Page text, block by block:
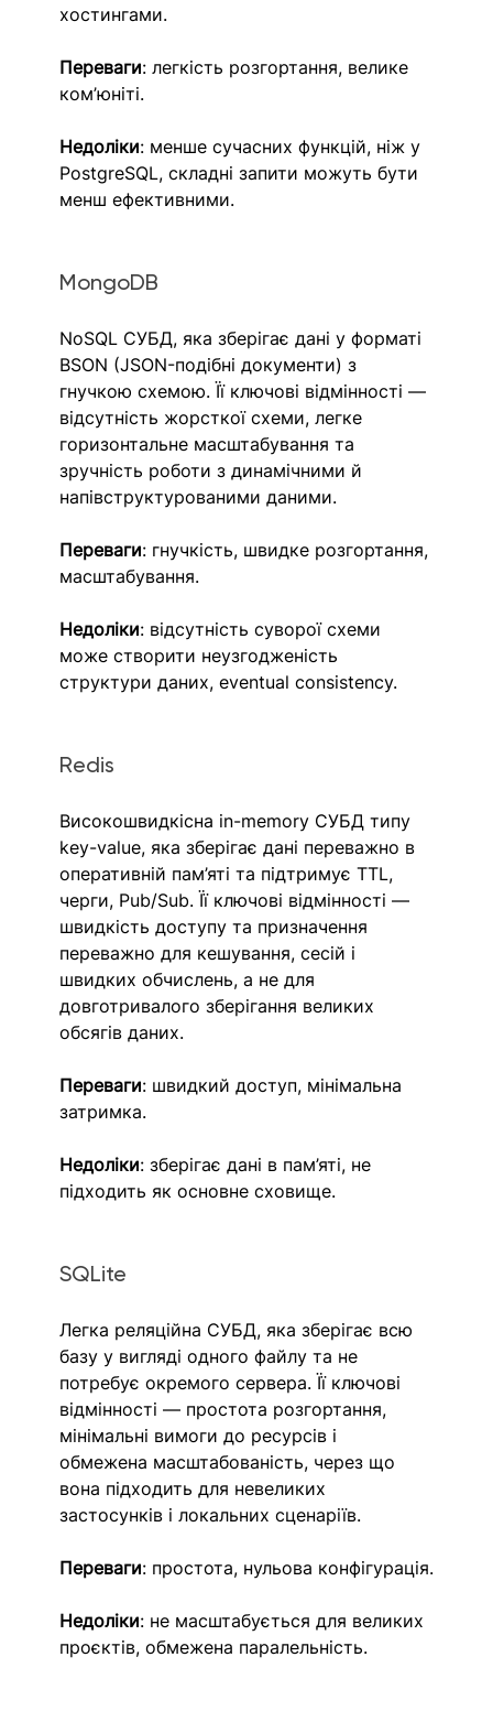
хостингами.
Переваги: легкість розгортання, велике
ком’юніті.
Недоліки: менше сучасних функцій, ніж у
PostgreSQL, складні запити можуть бути
менш ефективними.
MongoDB
NoSQL СУБД, яка зберігає дані у форматі
BSON (JSON-подібні документи) з
гнучкою схемою. Її ключові відмінності —
відсутність жорсткої схеми, легке
горизонтальне масштабування та
зручність роботи з динамічними й
напівструктурованими даними.
Переваги: гнучкість, швидке розгортання,
масштабування.
Недоліки: відсутність суворої схеми
може створити неузгодженість
структури даних, eventual consistency.
Redis
Високошвидкісна in-memory СУБД типу
key-value, яка зберігає дані переважно в
оперативній пам’яті та підтримує TTL,
черги, Pub/Sub. Її ключові відмінності —
швидкість доступу та призначення
переважно для кешування, сесій і
швидких обчислень, а не для
довготривалого зберігання великих
обсягів даних.
Переваги: швидкий доступ, мінімальна
затримка.
Недоліки: зберігає дані в пам’яті, не
підходить як основне сховище.
SQLite
Легка реляційна СУБД, яка зберігає всю
базу у вигляді одного файлу та не
потребує окремого сервера. Її ключові
відмінності — простота розгортання,
мінімальні вимоги до ресурсів і
обмежена масштабованість, через що
вона підходить для невеликих
застосунків і локальних сценаріїв.
Переваги: простота, нульова конфігурація.
Недоліки: не масштабується для великих
проєктів, обмежена паралельність.